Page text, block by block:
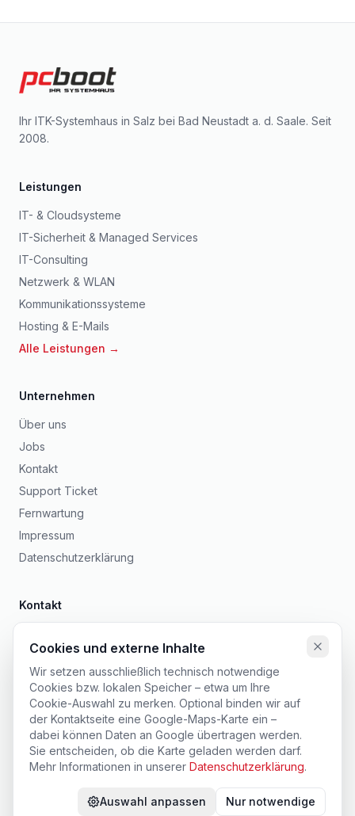
Ihr ITK-Systemhaus in Salz bei Bad Neustadt a. d. Saale. Seit
2008.
Leistungen
IT- & Cloudsysteme
IT-Sicherheit & Managed Services
IT-Consulting
Netzwerk & WLAN
Kommunikationssysteme
Hosting & E-Mails
Alle Leistungen →
Unternehmen
Über uns
Jobs
Kontakt
Support Ticket
Fernwartung
Impressum
Datenschutzerklärung
Kontakt
Am Kebigsgraben 21
97616
09771 9064 800
service@pcboot.de
Montag bis Freitag, 08:00 – 12:00 und 13:00 – 17:00 Uhr
PCBoot GmbH & Co. KG. Alle Rechte vorbehalten.
Cookies und externe Inhalte
Wir setzen ausschließlich technisch notwendige
Cookies bzw. lokalen Speicher – etwa um Ihre
Cookie-Auswahl zu merken. Optional binden wir auf
der Kontaktseite eine Google-Maps-Karte ein –
dabei können Daten an Google übertragen werden.
Sie entscheiden, ob die Karte geladen werden darf.
Mehr Informationen in unserer Datenschutzerklärung.
Auswahl anpassen Nur notwendige